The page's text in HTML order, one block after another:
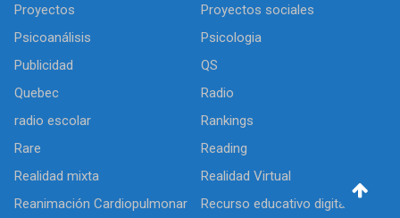
Proyectos
Proyectos sociales
Psicoanálisis
Psicologia
Publicidad
QS
Quebec
Radio
radio escolar
Rankings
Rare
Reading
Realidad mixta
Realidad Virtual
Reanimación Cardiopulmonar
Recurso educativo digital